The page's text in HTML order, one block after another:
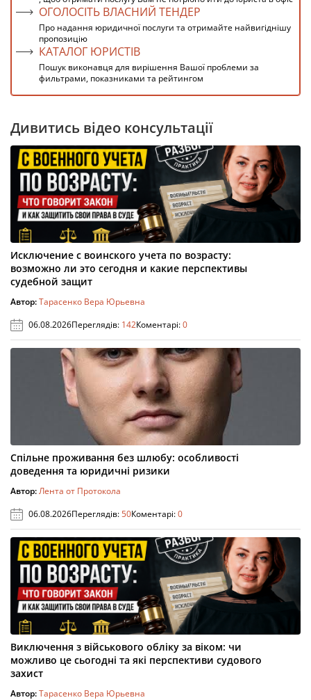
ОГОЛОСІТЬ ВЛАСНИЙ ТЕНДЕР
Про надання юридичної послуги та отримайте найвигіднішу
пропозицію
КАТАЛОГ ЮРИСТІВ
Пошук виконавця для вирішення Вашої проблеми за
фильтрами, показниками та рейтингом
Дивитись відео консультації
Исключение с воинского учета по возрасту:
возможно ли это сегодня и какие перспективы
судебной защит
Автор:Тарасенко Вера Юрьевна
06.08.2026Переглядів: 142Коментарі:0
Спільне проживання без шлюбу: особливості
доведення та юридичні ризики
Автор:Лента от Протокола
06.08.2026Переглядів:50Коментарі:0
Виключення з військового обліку за віком: чи
можливо це сьогодні та які перспективи судового
захист
Автор:Тарасенко Вера Юрьевна